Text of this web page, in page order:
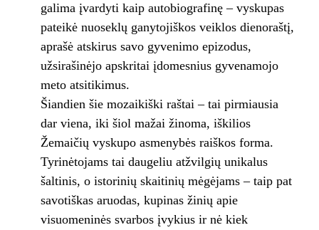
galima įvardyti kaip autobiografinę – vyskupas
pateikė nuoseklų ganytojiškos veiklos dienoraštį,
aprašė atskirus savo gyvenimo epizodus,
užsirašinėjo apskritai įdomesnius gyvenamojo
meto atsitikimus.
Šiandien šie mozaikiški raštai – tai pirmiausia
dar viena, iki šiol mažai žinoma, iškilios
Žemaičių vyskupo asmenybės raiškos forma.
Tyrinėtojams tai daugeliu atžvilgių unikalus
šaltinis, o istorinių skaitinių mėgėjams – taip pat
savotiškas aruodas, kupinas žinių apie
visuomeninės svarbos įvykius ir nė kiek